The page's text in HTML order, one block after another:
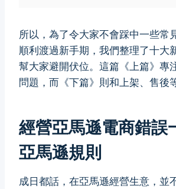
所以，為了令大家不會踩中一些常
順利渡過新手期，我們整理了十大
幫大家避開伏位。這篇《上篇》專
問題，而《下篇》則和上架、售後
經營亞馬遜電商錯誤
亞馬遜規則
成日都話，在亞馬遜經營生意，並